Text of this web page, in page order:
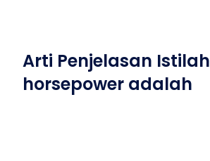
Arti Penjelasan Istilah
horsepower adalah